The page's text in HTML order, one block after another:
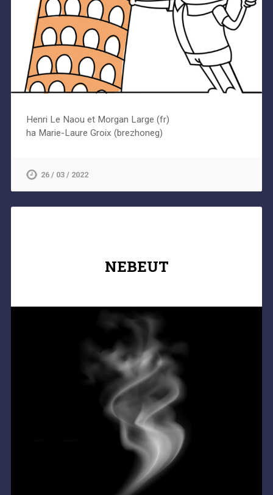
Henri Le Naou et Morgan Large (fr)
ha Marie-Laure Groix (brezhoneg)
26 / 03 / 2022
NEBEUT